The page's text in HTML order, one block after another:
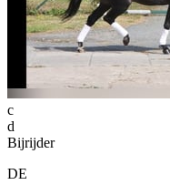
c
d
Bijrijder
DE